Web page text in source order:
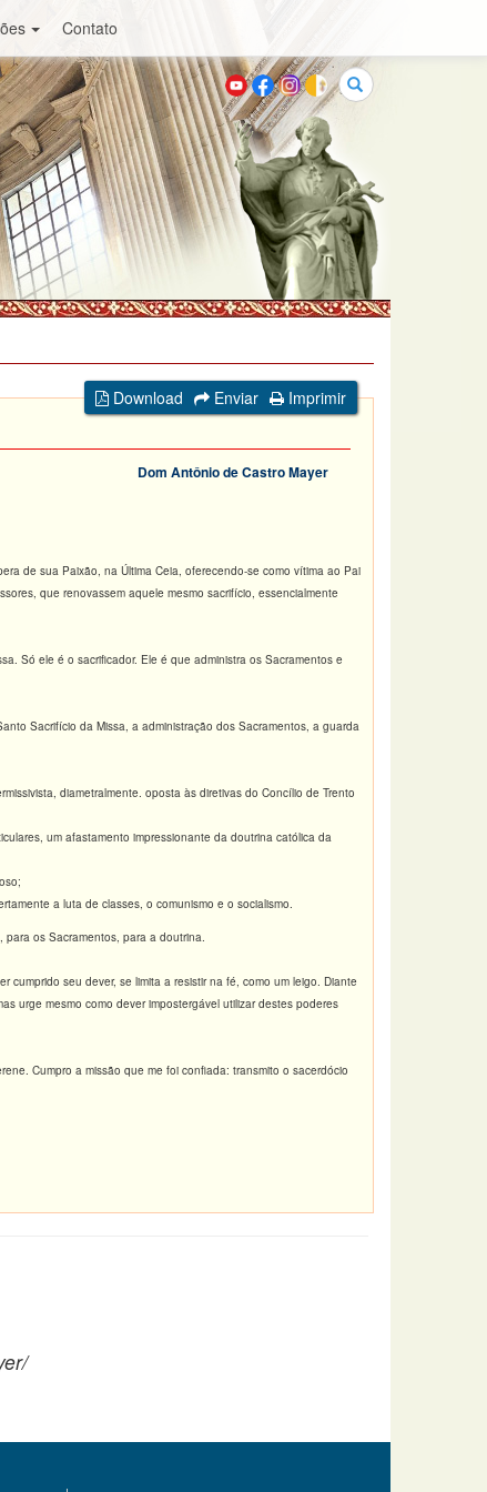
Contato
Buscar
Download Enviar
Imprimir
Dom Antônio de Castro Mayer
de sua Paixão, na Última Ceia, oferecendo-se como vítima ao Pai
que renovassem aquele mesmo sacrifí­cio, essencialmente
Só ele é o sacrificador. Ele é que administra os Sacramentos e
Sacrifício da Missa, a administração dos Sacramentos, a guarda
diametralmente. oposta às diretivas do Concílio de Trento
um afastamento impressionante da doutrina católica da
a luta de classes, o comunismo e o socialismo.
os Sacramentos, para a doutrina.
seu dever, se limita a resistir na fé, como um leigo. Diante
urge mesmo como dever impostergável utilizar destes poderes
Cumpro a missão que me foi confiada: transmito o sacerdócio